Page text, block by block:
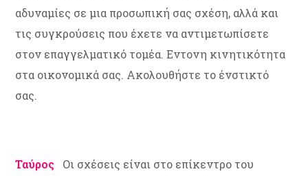
αδυναμίες σε μια προσωπική σας σχέση, αλλά και
τις συγκρούσεις που έχετε να αντιμετωπίσετε
στον επαγγελματικό τομέα. Εντονη κινητικότητα
στα οικονομικά σας. Ακολουθήστε το ένστικτό
σας.
Ταύρος Οι σχέσεις είναι στο επίκεντρο του